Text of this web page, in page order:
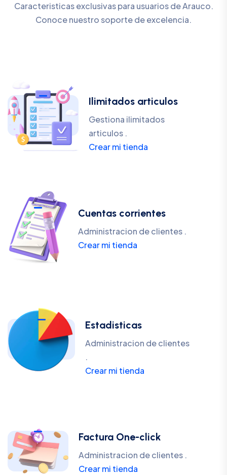
Caracteristicas exclusivas para usuarios de Arauco.
Conoce nuestro soporte de excelencia.
Ilimitados articulos
Gestiona ilimitados
articulos .
Crear mi tienda
Cuentas corrientes
Administracion de clientes .
Crear mi tienda
Estadisticas
Administracion de clientes
.
Crear mi tienda
Factura One-click
Administracion de clientes .
Crear mi tienda